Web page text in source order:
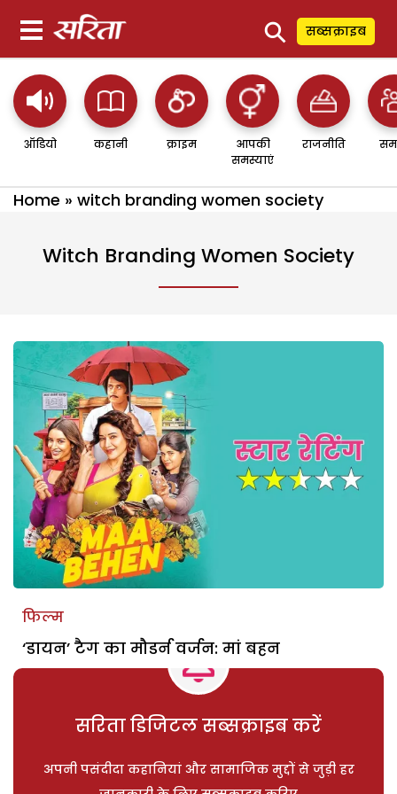
⚲ सब्सक्राइब
ऑडियो कहानी क्राइम
आपकी
समस्याएं
राजनीति
Home » witch branding women society
Witch Branding Women Society
फिल्म
‘डायन’ टैग का मौडर्न वर्जन: मां बहन
सरिता डिजिटल सब्सक्राइब करें
अपनी पसंदीदा कहानियां और सामाजिक मुद्दों से जुड़ी हर